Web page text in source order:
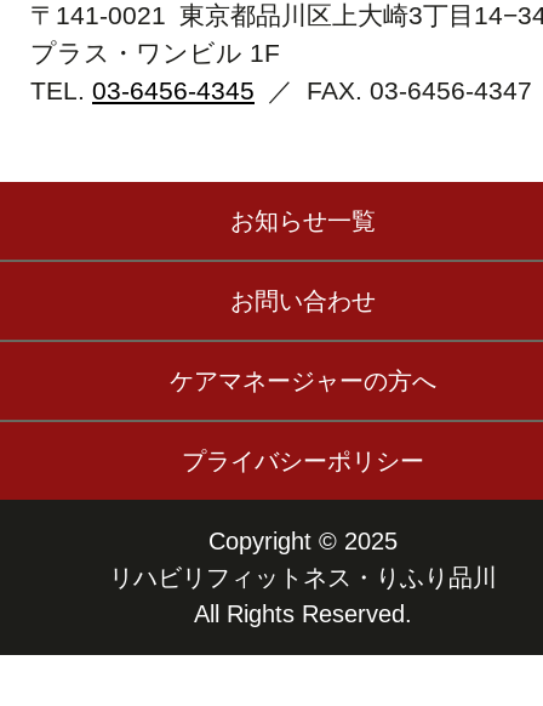
〒141-0021 東京都品川区上大崎3丁目
プラス・ワンビル 1F
TEL. 03-6456-4345 ／ FAX. 03-6456-4347
お知らせ一覧
お問い合わせ
ケアマネージャーの方へ
プライバシーポリシー
Copyright © 2025
リハビリフィットネス・りふり品川
All Rights Reserved.